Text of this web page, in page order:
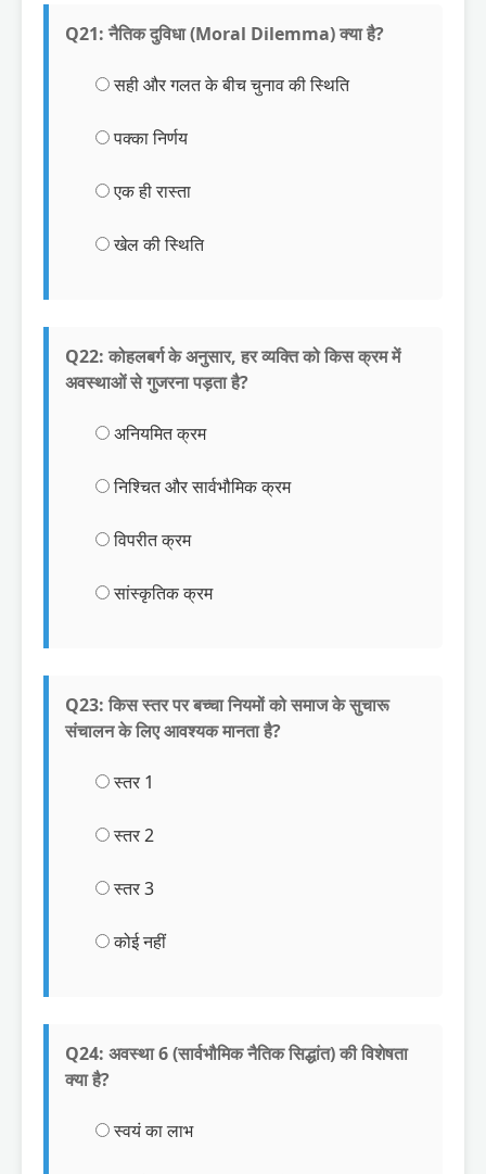
Q21: नैतिक दुविधा (Moral Dilemma) क्या है?
सही और गलत के बीच चुनाव की स्थिति
पक्का निर्णय
एक ही रास्ता
खेल की स्थिति
Q22: कोहलबर्ग के अनुसार, हर व्यक्ति को किस क्रम में
अवस्थाओं से गुजरना पड़ता है?
अनियमित क्रम
निश्चित और सार्वभौमिक क्रम
विपरीत क्रम
सांस्कृतिक क्रम
Q23: किस स्तर पर बच्चा नियमों को समाज के सुचारू
संचालन के लिए आवश्यक मानता है?
स्तर 1
स्तर 2
स्तर 3
कोई नहीं
Q24: अवस्था 6 (सार्वभौमिक नैतिक सिद्धांत) की विशेषता
क्या है?
स्वयं का लाभ